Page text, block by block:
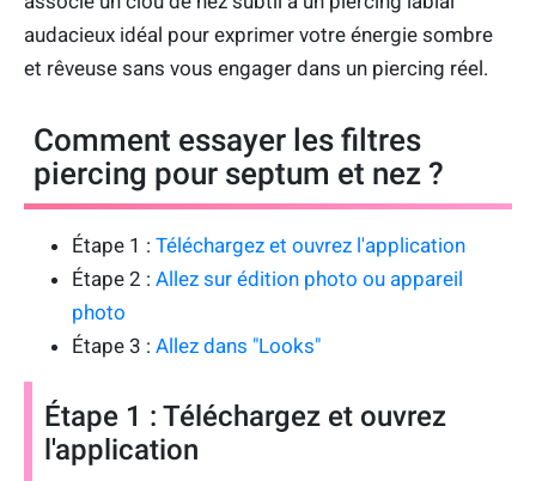
audacieux idéal pour exprimer votre énergie sombre
et rêveuse sans vous engager dans un piercing réel.
Comment essayer les filtres
piercing pour septum et nez ?
Étape 1 : Téléchargez et ouvrez l'application
Étape 2 : Allez sur édition photo ou appareil
photo
Étape 3 : Allez dans "Looks"
Étape 1 : Téléchargez et ouvrez
l'application